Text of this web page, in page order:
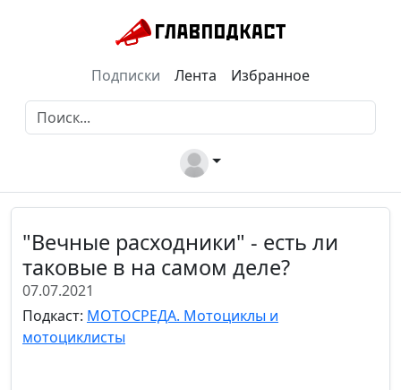
Подписки Лента Избранное
"Вечные расходники" - есть ли
таковые в на самом деле?
07.07.2021
Подкаст: МОТОСРЕДА. Мотоциклы и
мотоциклисты